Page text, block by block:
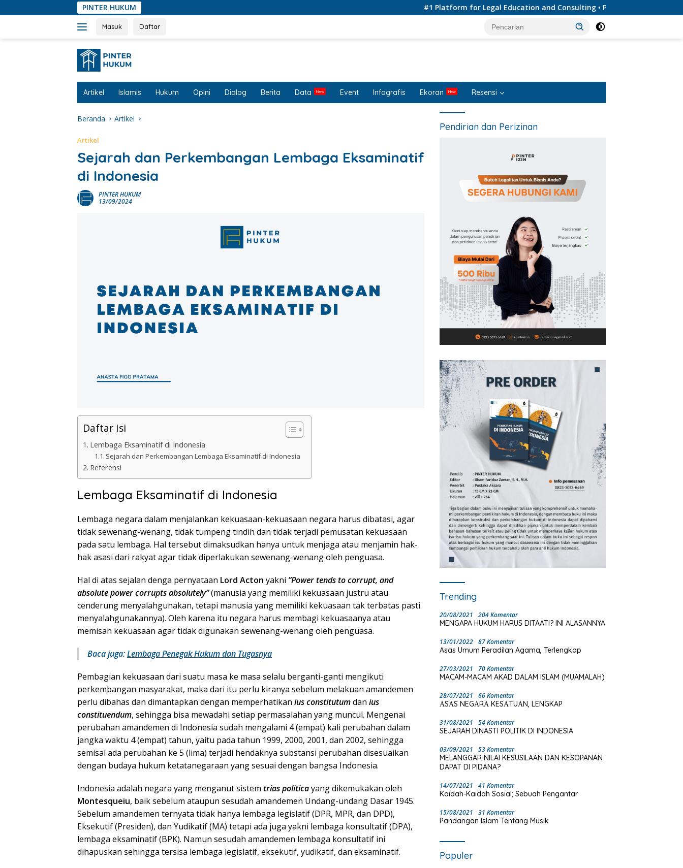
ke
PINTER HUKUM #1 Platform for Legal Education and Consulting • Penyedia Layanan Jasa
Masuk Daftar
Artikel Islamis Hukum Opini Dialog Berita Data Event Infografis Ekoran Resensi
Beranda Artikel
Artikel
Sejarah dan Perkembangan Lembaga Eksaminatif
di Indonesia
PINTER HUKUM
13/09/2024
Daftar Isi
Lembaga Eksaminatif di Indonesia
Sejarah dan Perkembangan Lembaga Eksaminatif di Indonesia
Referensi
Lembaga Eksaminatif di Indonesia
Lembaga negara dalam menjalankan kekuasaan-kekuasaan negara harus dibatasi, agar
tidak sewenang-wenang, tidak tumpeng tindih dan tidak terjadi pemusatan kekuasaan
pada satu lembaga. Hal tersebut dimaksudkan hanya untuk menjaga atau menjamin hak-
hak asasi dari rakyat agar tidak diperlakukan sewenang-wenang oleh penguasa.
Hal di atas sejalan denga pernyataan Lord Acton yakni ”Power tends to corrupt, and
absolute power corrupts absolutely”(manusia yang memiliki kekuasaan justru atau
cenderung menyalahgunakan, tetapi manusia yang memiliki kekuasaan tak terbatas pasti
menyalahgunakannya). Oleh karena itu negara harus membagi kekuasaanya atau
memisah kekuasaan agar tidak digunakan sewenang-wenang oleh penguasa.
Baca juga:Lembaga Penegak Hukum dan Tugasnya
Pembagian kekuasaan dari suatu masa ke masa selalu berganti-ganti mengikuti
perkembangan masyarakat, maka dari itu perlu kiranya sebelum melakuan amandemen
perlu dibahas dan dimantapkan dengan memperhatikan ius constitutumdan ius
constituendum, sehingga bisa mewadahi setiap permasalahan yang muncul. Mengenai
perubahan amandemen di Indonesia sudah mengalami 4 (empat) kali perubahan dalam
jangka waktu 4 (empat) tahun, yaitu pada tahun 1999, 2000, 2001, dan 2002, sehingga
semisal ada perubahan ke 5 (lima) terjadi hendaknya substansi perubahan disesuaikan
dengan budaya hukum ketatanegaraan yang sesuai dengan bangsa Indonesia.
Indonesia adalah negara yang menganut sistem trias politicayang dikemukakan oleh
Montesqueiu, baik sebelum ataupun sesudah amandemen Undang-undang Dasar 1945.
Sebelum amandemen ternyata tidak hanya lembaga legislatif (DPR, MPR, dan DPD),
Eksekutif (Presiden), dan Yudikatif (MA) tetapi ada juga yakni lembaga konsultatif (DPA),
lembaga eksaminatif (BPK). Namun sesudah amandemen lembaga konsultatif ini
dihapuskan sehingga tersisa lembaga legislatif, eksekutif, yudikatif, dan eksaminatif.
Pendirian dan Perizinan
Trending
20/08/2021 204 Komentar
MENGAPA HUKUM HARUS DITAATI? INI ALASANNYA
13/01/2022 87 Komentar
Asas Umum Peradilan Agama, Terlengkap
27/03/2021 70 Komentar
MACAM-MACAM AKAD DALAM ISLAM (MUAMALAH)
28/07/2021 66 Komentar
ΑSΑS NEGΑRΑ KESΑTUΑN, LENGKAP
31/08/2021 54 Komentar
SEJARAH DINASTI POLITIK DI INDONESIA
03/09/2021 53 Komentar
MELANGGAR NILAI KESUSILAAN DAN KESOPANAN
DAPAT DI PIDANA?
14/07/2021 41 Komentar
Kaidah-Kaidah Sosial; Sebuah Pengantar
15/08/2021 31 Komentar
Pandangan Islam Tentang Musik
Populer